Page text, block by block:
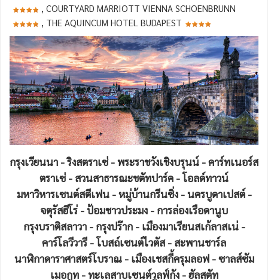
, COURTYARD MARRIOTT VIENNA SCHOENBRUNN
, THE AQUINCUM HOTEL BUDAPEST
กรุงเวียนนา - ริงสตราเซ่ - พระราชวังเชิงบรุนน์ - คาร์ทเนอร์ส
ตราเซ่ - สวนสาธารณะชตัทปาร์ค - โอลด์ทาวน์
มหาวิหารเซนต์สตีเฟน - หมู่บ้านกรีนซิ่ง - นครบูดาเปสต์ -
จตุรัสฮีโร่ - ป้อมชาวประมง - การล่องเรือดานูบ
กรุงบราติสลาวา - กรุงปร๊าก - เมืองมาเรียนสเก้ลาสเน่ -
คาร์โลวีวารี - โบสถ์เซนต์ไวตัส - สะพานชาร์ล
นาฬิกาดาราศาสตร์โบราณ - เมืองเชสกี้ครุมลอฟ - ซาลส์ซัม
เมอกูท - ทะเลสาบเซนต์วูลฟ์กัง - ฮัลสตัท